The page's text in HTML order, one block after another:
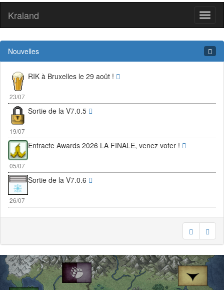
Kraland
Nouvelles
23/07
RIK à Bruxelles le 29 août !
19/07
Sortie de la V7.0.5
05/07
Entracte Awards 2026 LA FINALE, venez voter !
26/07
Sortie de la V7.0.6
Previous